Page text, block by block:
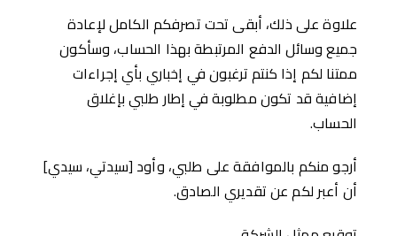
علاوة على ذلك، أبقى تحت تصرفكم الكامل لإعادة
جميع وسائل الدفع المرتبطة بهذا الحساب، وسأكون
ممتنا لكم إذا كنتم ترغبون في إخباري بأي إجراءات
إضافية قد تكون مطلوبة في إطار طلبي بإغلاق
الحساب.
أرجو منكم بالموافقة على طلبي، وأود [سيدتي، سيدي]
أن أعبر لكم عن تقديري الصادق.